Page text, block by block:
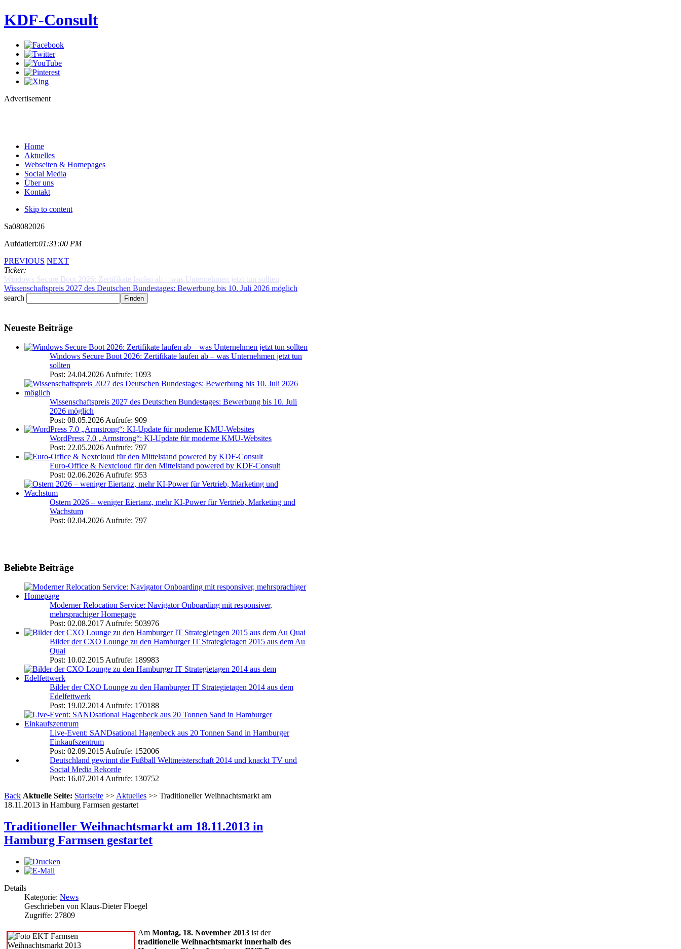
KDF-Consult
Advertisement
Home
Aktuelles
Webseiten & Homepages
Social Media
Über uns
Kontakt
Skip to content
Sa08082026
Aufdatiert:01:31:00 PM
PREVIOUS NEXT
Ticker:
Windows Secure Boot 2026: Zertifikate laufen ab – was Unternehmen jetzt tun sollten
search
Neueste Beiträge
Windows Secure Boot 2026: Zertifikate laufen ab – was Unternehmen jetzt tun
sollten
Post: 24.04.2026 Aufrufe: 1093
Wissenschaftspreis 2027 des Deutschen Bundestages: Bewerbung bis 10. Juli
2026 möglich
Post: 08.05.2026 Aufrufe: 909
WordPress 7.0 „Armstrong“: KI-Update für moderne KMU-Websites
Post: 22.05.2026 Aufrufe: 797
Euro-Office & Nextcloud für den Mittelstand powered by KDF-Consult
Post: 02.06.2026 Aufrufe: 953
Ostern 2026 – weniger Eiertanz, mehr KI-Power für Vertrieb, Marketing und
Wachstum
Post: 02.04.2026 Aufrufe: 797
Beliebte Beiträge
Moderner Relocation Service: Navigator Onboarding mit responsiver,
mehrsprachiger Homepage
Post: 02.08.2017 Aufrufe: 503976
Bilder der CXO Lounge zu den Hamburger IT Strategietagen 2015 aus dem Au
Quai
Post: 10.02.2015 Aufrufe: 189983
Bilder der CXO Lounge zu den Hamburger IT Strategietagen 2014 aus dem
Edelfettwerk
Post: 19.02.2014 Aufrufe: 170188
Live-Event: SANDsational Hagenbeck aus 20 Tonnen Sand in Hamburger
Einkaufszentrum
Post: 02.09.2015 Aufrufe: 152006
Deutschland gewinnt die Fußball Weltmeisterschaft 2014 und knackt TV und
Social Media Rekorde
Post: 16.07.2014 Aufrufe: 130752
Back Aktuelle Seite: Startseite >> Aktuelles >> Traditioneller Weihnachtsmarkt am
18.11.2013 in Hamburg Farmsen gestartet
Traditioneller Weihnachtsmarkt am 18.11.2013 in
Hamburg Farmsen gestartet
Details
Kategorie: News
Geschrieben von Klaus-Dieter Floegel
Zugriffe: 27809
Am Montag, 18. November 2013 ist der
traditionelle Weihnachtsmarkt innerhalb des